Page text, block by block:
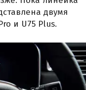
двумя
и U75 Plus.